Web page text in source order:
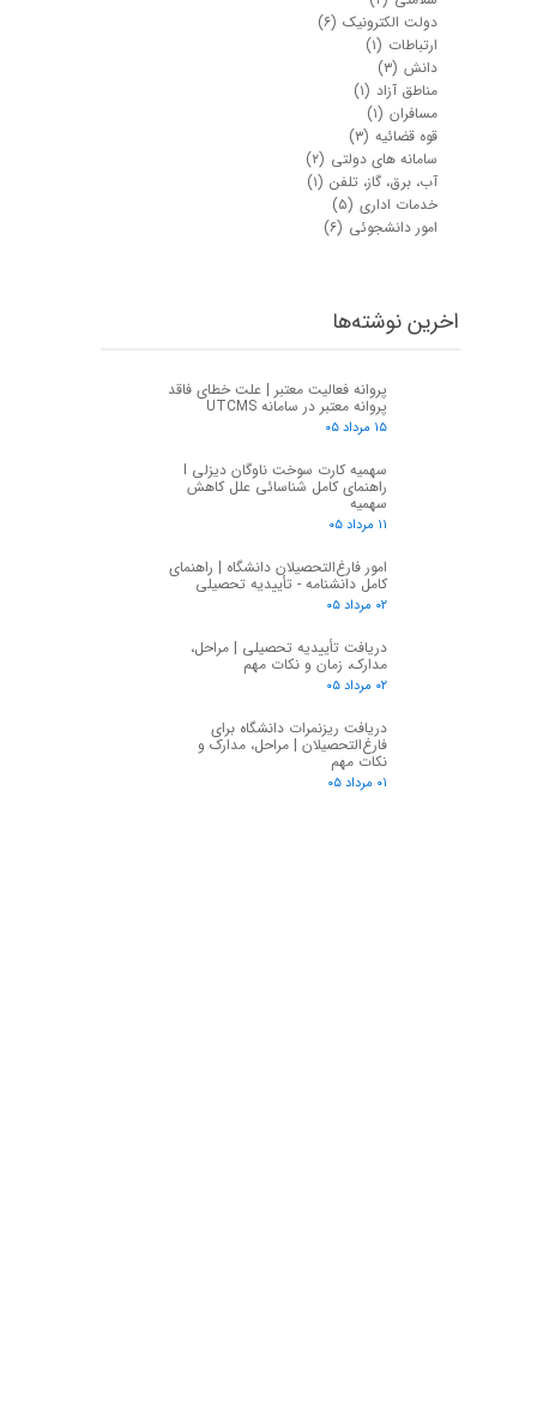
دولت الکترونیک (۶)
ارتباطات (۱)
دانش (۳)
مناطق آزاد (۱)
مسافران (۱)
قوه قضائیه (۳)
سامانه های دولتی (۲)
آب، برق، گاز، تلفن (۱)
خدمات اداری (۵)
امور دانشجوئی (۶)
اخرین نوشته‌ها
پروانه فعالیت معتبر | علت خطای فاقد
پروانه معتبر در سامانه UTCMS
۱۵ مرداد ۰۵
سهمیه کارت سوخت ناوگان دیزلی I
راهنمای کامل شناسائی علل کاهش
سهمیه
۱۱ مرداد ۰۵
امور فارغ‌التحصیلان دانشگاه | راهنمای
کامل دانشنامه - تأییدیه تحصیلی
۰۲ مرداد ۰۵
دریافت تأییدیه تحصیلی | مراحل،
مدارک، زمان و نکات مهم
۰۲ مرداد ۰۵
دریافت ریزنمرات دانشگاه برای
فارغ‌التحصیلان | مراحل، مدارک و
نکات مهم
۰۱ مرداد ۰۵